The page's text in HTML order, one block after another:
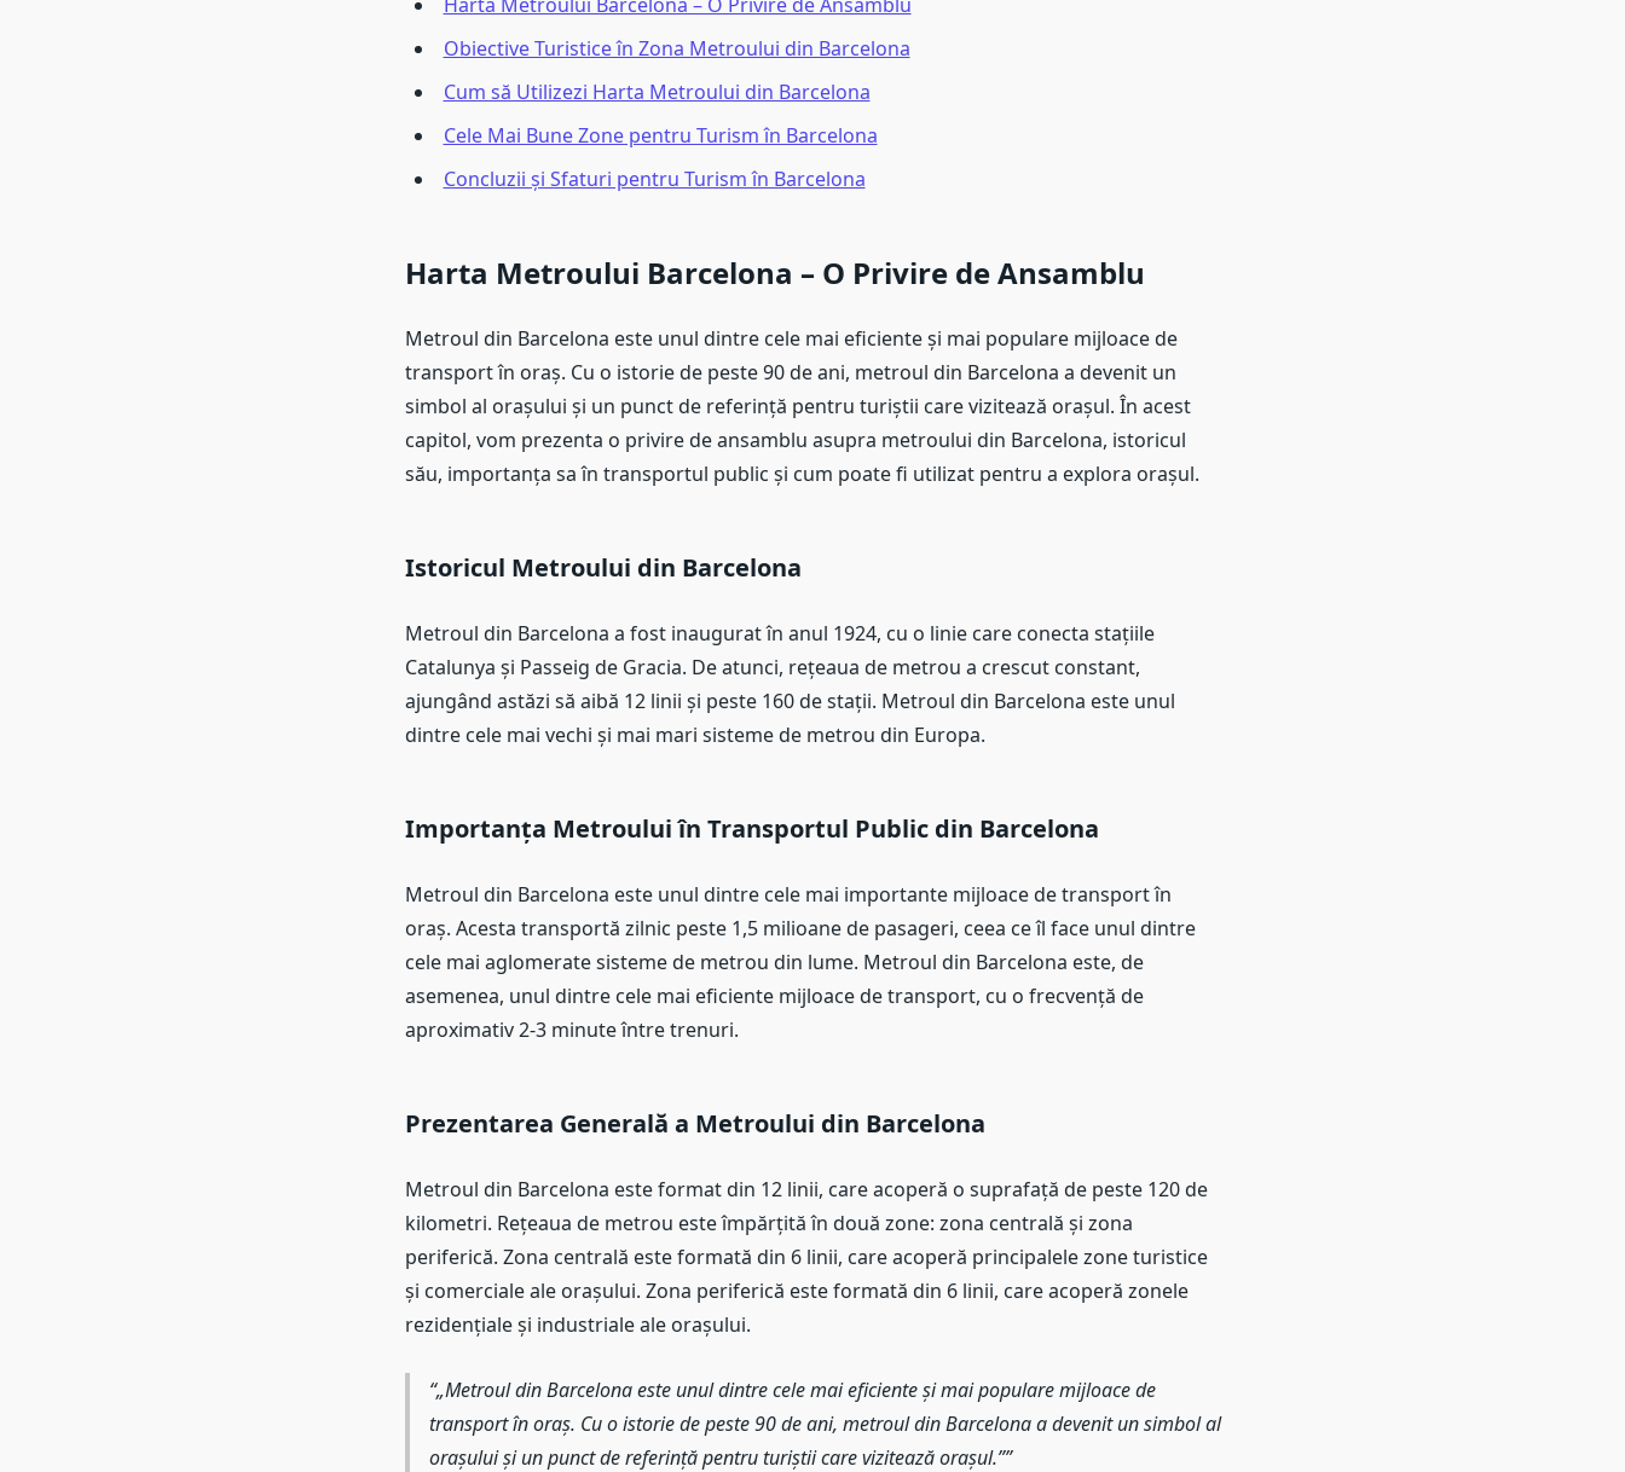
Obiective Turistice în Zona Metroului din Barcelona
Cum să Utilizezi Harta Metroului din Barcelona
Cele Mai Bune Zone pentru Turism în Barcelona
Concluzii și Sfaturi pentru Turism în Barcelona
Harta Metroului Barcelona – O Privire de Ansamblu
Metroul din Barcelona este unul dintre cele mai eficiente și mai populare mijloace de
transport în oraș. Cu o istorie de peste 90 de ani, metroul din Barcelona a devenit un
simbol al orașului și un punct de referință pentru turiștii care vizitează orașul. În acest
capitol, vom prezenta o privire de ansamblu asupra metroului din Barcelona, istoricul
său, importanța sa în transportul public și cum poate fi utilizat pentru a explora orașul.
Istoricul Metroului din Barcelona
Metroul din Barcelona a fost inaugurat în anul 1924, cu o linie care conecta stațiile
Catalunya și Passeig de Gracia. De atunci, rețeaua de metrou a crescut constant,
ajungând astăzi să aibă 12 linii și peste 160 de stații. Metroul din Barcelona este unul
dintre cele mai vechi și mai mari sisteme de metrou din Europa.
Importanța Metroului în Transportul Public din Barcelona
Metroul din Barcelona este unul dintre cele mai importante mijloace de transport în
oraș. Acesta transportă zilnic peste 1,5 milioane de pasageri, ceea ce îl face unul dintre
cele mai aglomerate sisteme de metrou din lume. Metroul din Barcelona este, de
asemenea, unul dintre cele mai eficiente mijloace de transport, cu o frecvență de
aproximativ 2-3 minute între trenuri.
Prezentarea Generală a Metroului din Barcelona
Metroul din Barcelona este format din 12 linii, care acoperă o suprafață de peste 120 de
kilometri. Rețeaua de metrou este împărțită în două zone: zona centrală și zona
periferică. Zona centrală este formată din 6 linii, care acoperă principalele zone turistice
și comerciale ale orașului. Zona periferică este formată din 6 linii, care acoperă zonele
rezidențiale și industriale ale orașului.
„Metroul din Barcelona este unul dintre cele mai eficiente și mai populare mijloace de
transport în oraș. Cu o istorie de peste 90 de ani, metroul din Barcelona a devenit un simbol al
orașului și un punct de referință pentru turiștii care vizitează orașul.”